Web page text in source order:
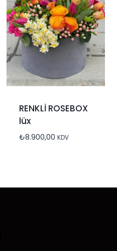
RENKLİ ROSEBOX
lüx
₺8.900,00 KDV